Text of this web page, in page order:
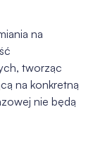
na
tworząc
na konkretną
nie będą